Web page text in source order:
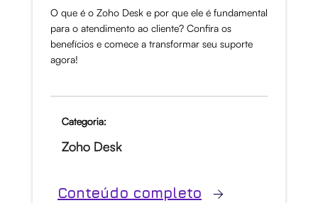
O que é o Zoho Desk e por que ele é fundamental
para o atendimento ao cliente? Confira os
benefícios e comece a transformar seu suporte
agora!
Categoria:
Zoho Desk
Conteúdo completo